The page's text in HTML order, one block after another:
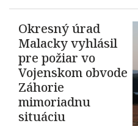
Okresný úrad
Malacky vyhlásil
pre požiar vo
Vojenskom obvode
Záhorie
mimoriadnu
situáciu